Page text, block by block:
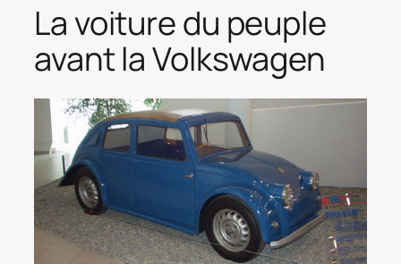
La voiture du peuple
avant la Volkswagen